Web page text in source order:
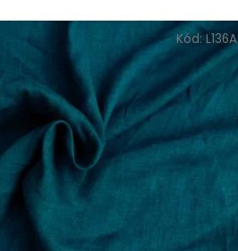
Kód:L136A